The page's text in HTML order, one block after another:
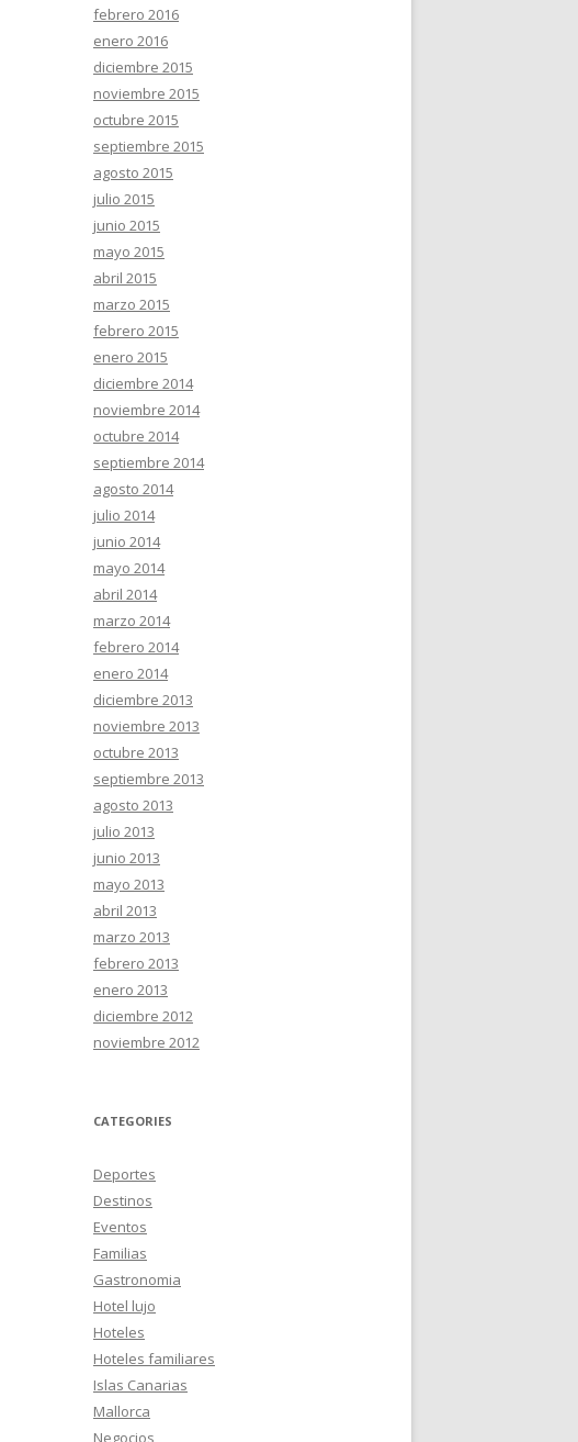
febrero 2016
enero 2016
diciembre 2015
noviembre 2015
octubre 2015
septiembre 2015
agosto 2015
julio 2015
junio 2015
mayo 2015
abril 2015
marzo 2015
febrero 2015
enero 2015
diciembre 2014
noviembre 2014
octubre 2014
septiembre 2014
agosto 2014
julio 2014
junio 2014
mayo 2014
abril 2014
marzo 2014
febrero 2014
enero 2014
diciembre 2013
noviembre 2013
octubre 2013
septiembre 2013
agosto 2013
julio 2013
junio 2013
mayo 2013
abril 2013
marzo 2013
febrero 2013
enero 2013
diciembre 2012
noviembre 2012
CATEGORIES
Deportes
Destinos
Eventos
Familias
Gastronomia
Hotel lujo
Hoteles
Hoteles familiares
Islas Canarias
Mallorca
Negocios